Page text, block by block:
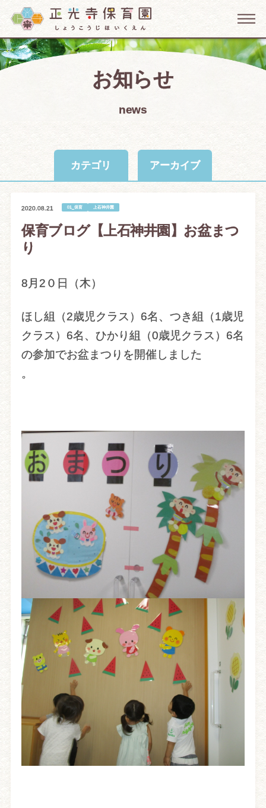
お知らせ
news
カテゴリ アーカイブ
2020.08.21 01_保育 上石神井園
保育ブログ【上石神井園】お盆まつ
り
8月2０日（木）
ほし組（2歳児クラス）6名、つき組（1歳児
クラス）6名、ひかり組（0歳児クラス）6名
の参加でお盆まつりを開催しました
。